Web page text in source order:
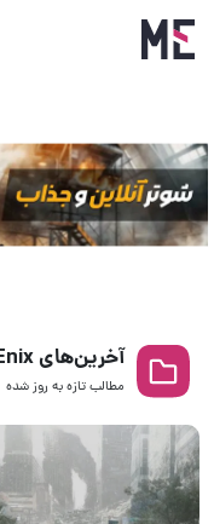
آخرین‌های Square Enix
مطالب تازه به روز‌ شده